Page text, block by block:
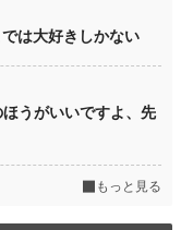
は大好きしかない
うがいいですよ、先
もっと見る